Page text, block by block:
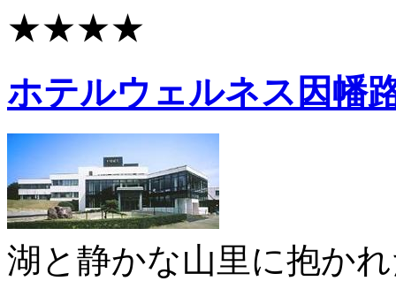
★★★★
ホテルウェルネス因幡
湖と静かな山里に抱か